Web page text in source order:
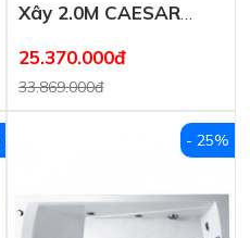
Xây 2.0M CAESAR
25.370.000đ
33.869.000đ
- 25%